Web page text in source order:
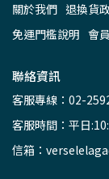
關於我們 退換貨
免運門檻說明 會
聯絡資訊
客服專線：02-
客服時間：平日
信箱：